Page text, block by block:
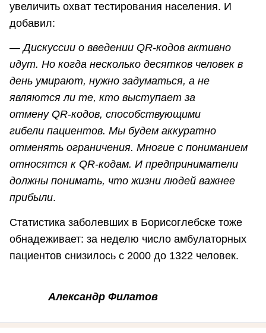
увеличить охват тестирования населения. И
добавил:
—Дискуссии о введении QR-кодов активно
идут. Но когда несколько десятков человек в
день умирают, нужно задуматься, а не
являются ли те, кто выступает за
отмену QR-кодов, способствующими
гибели пациентов. Мы будем аккуратно
отменять ограничения. Многие с пониманием
относятся к QR-кодам. И предприниматели
должны понимать, что жизни людей важнее
прибыли.
Статистика заболевших в Борисоглебске тоже
обнадеживает: за неделю число амбулаторных
пациентов снизилось с 2000 до 1322 человек.
Александр Филатов